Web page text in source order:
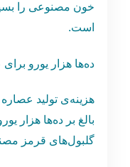
خون مصنوعی را
است.
ده‌ها هزار یورو
هزینه‌ی تولید
بالغ بر ده‌ها هزار
گلبول‌های قرمز